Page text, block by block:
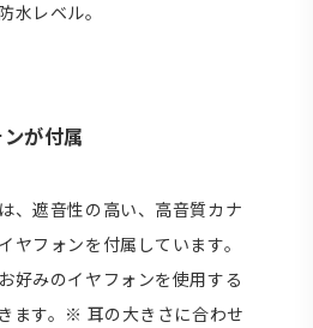
水レベル。
が付属
、遮音性の高い、高音質カナ
ヤフォンを付属しています。
好みのイヤフォンを使用する
ます。※ 耳の大きさに合わせ